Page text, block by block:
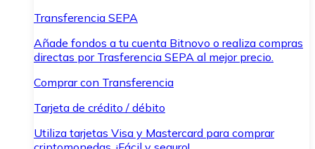
Transferencia SEPA
Añade fondos a tu cuenta Bitnovo o realiza compras
directas por Trasferencia SEPA al mejor precio.
Comprar con Transferencia
Tarjeta de crédito / débito
Utiliza tarjetas Visa y Mastercard para comprar